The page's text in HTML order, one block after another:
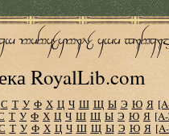
RoyalLib.com
С Т У Ф Х Ц Ч Ш Щ Ы Э Ю Я
Т У Ф Х Ц Ч Ш Щ Ы Э Ю Я
Т У Ф Х Ц Ч Ш Щ Ы Э Ю Я